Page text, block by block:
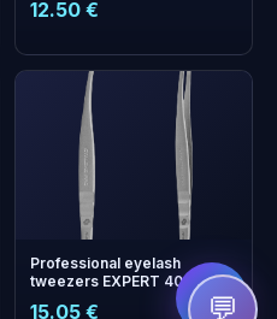
12.50 €
Professional eyelash
tweezers EXPERT 40 TYPE 1
15.05 €
і економте на
💬